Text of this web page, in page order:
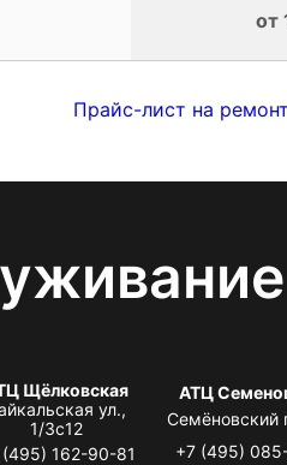
от
Прайс-лист на
Щёлковская
ул.,
1/3с12
(495) 162-90-81
АТЦ
Семёновский
+7 (495)